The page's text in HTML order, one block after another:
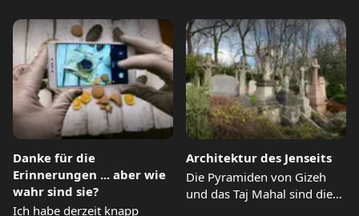
brachte mir als...
Dämpfer bekommen,...
Danke für die
Erinnerungen ... aber wie
wahr sind sie?
Ich habe derzeit knapp
Architektur des Jenseits
Die Pyramiden von Gizeh
und das Taj Mahal sind die